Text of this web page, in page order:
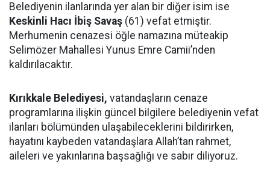
Belediyenin ilanlarında yer alan bir diğer isim ise
Keskinli Hacı İbiş Savaş (61) vefat etmiştir.
Merhumenin cenazesi öğle namazına müteakip
Selimözer Mahallesi Yunus Emre Camii’nden
kaldırılacaktır.
Kırıkkale Belediyesi, vatandaşların cenaze
programlarına ilişkin güncel bilgilere belediyenin vefat
ilanları bölümünden ulaşabileceklerini bildirirken,
hayatını kaybeden vatandaşlara Allah’tan rahmet,
aileleri ve yakınlarına başsağlığı ve sabır diliyoruz.